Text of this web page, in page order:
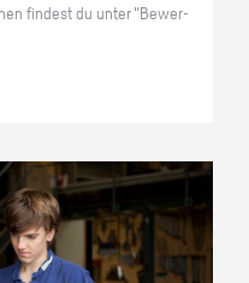
fin­dest du unter "Be­wer­